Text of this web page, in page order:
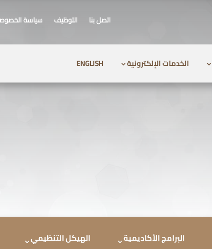
اتصل بنا التوظيف سياسة
الخدمات الإلكترونية ENGLISH
البرامج الأكاديمية الهيكل التنظيمي